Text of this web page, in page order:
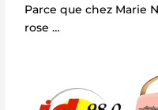
Parce que chez Marie
rose …